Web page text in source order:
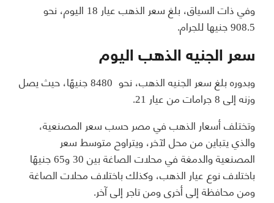
وفي ذات السياق، بلغ سعر الذهب عيار 18 اليوم، نحو
908.5 جنيها للجرام.
سعر الجنيه الذهب اليوم
وبدوره بلغ سعر الجنيه الذهب، نحو 8480 جنيهًا، حيث يصل
وزنه إلى 8 جرامات من عيار 21.
وتختلف أسعار الذهب في مصر حسب سعر المصنعية،
والذي يتباين من محل لآخر، ويتراوح متوسط سعر
المصنعية والدمغة في محلات الصاغة بين 30 و65 جنيهًا
باختلاف نوع عيار الذهب، وكذلك باختلاف محلات الصاغة
ومن محافظة إلى أخرى ومن تاجر إلى آخر.